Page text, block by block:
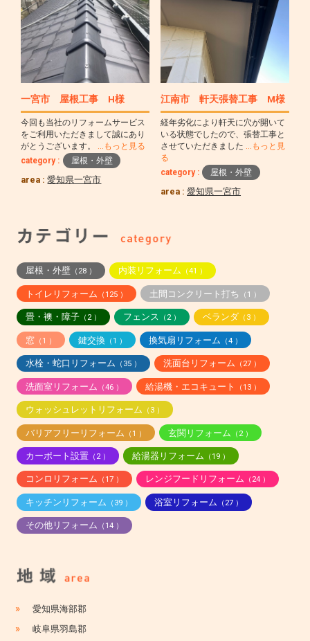
一宮市 屋根工事 H様
今回も当社のリフォームサービス
をご利用いただきまして誠にあり
がとうございます。 …もっと見る
category :
屋根・外壁
area :愛知県一宮市
江南市 軒天張替工事 M様
経年劣化により軒天に穴が開いて
いる状態でしたので、張替工事と
させていただきました …もっと見
る
category :
屋根・外壁
area :愛知県一宮市
屋根・外壁（28 ） 内装リフォーム （41 ）
トイレリフォーム （125 ） 土間コンクリート打ち （1 ）
畳・襖・障子（2 ） フェンス （2 ） ベランダ （3 ）
窓（1 ） 鍵交換（1 ） 換気扇リフォーム （4 ）
水栓・蛇口リフォーム （35 ） 洗面台リフォーム （27 ）
洗面室リフォーム （46 ） 給湯機・エコキュート （13 ）
ウォッシュレットリフォーム （3 ）
バリアフリーリフォーム （1 ） 玄関リフォーム （2 ）
カーポート設置（2 ） 給湯器リフォーム （19 ）
コンロリフォーム （17 ） レンジフードリフォーム （24 ）
キッチンリフォーム （39 ） 浴室リフォーム （27 ）
その他リフォーム （14 ）
» 愛知県海部郡
» 岐阜県羽島郡